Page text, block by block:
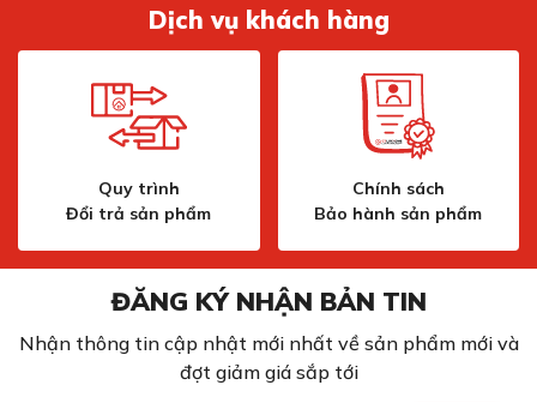
Sản phẩm còn nguyên bao bì, không rách, còn chống
Phụ kiện đi kèm đầy đủ, không hư hại
Sản phẩm không bị trầy xước hoặc móp méo
Sản phẩm có đầy đủ hóa đơn, chứng từ, tem nhãn đi
Dịch vụ khách hàng
Quy trình
Đổi trả sản phẩm
Chính sách
Bảo hành sản phẩm
ĐĂNG KÝ NHẬN BẢN TIN
Nhận thông tin cập nhật mới nhất về sản phẩm mới và
đợt giảm giá sắp tới